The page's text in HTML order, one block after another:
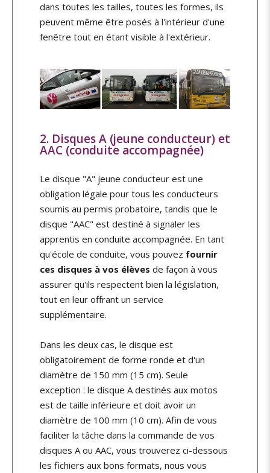
dans toutes les tailles, toutes les formes, ils
peuvent même être posés à l'intérieur d'une
fenêtre tout en étant visible à l'extérieur.
2. Disques A (jeune conducteur) et
AAC (conduite accompagnée)
Le disque "A" jeune conducteur est une
obligation légale pour tous les conducteurs
soumis au permis probatoire, tandis que le
disque "AAC" est destiné à signaler les
apprentis en conduite accompagnée. En tant
qu'école de conduite, vous pouvez fournir
ces disques à vos élèves de façon à vous
assurer qu'ils respectent bien la législation,
tout en leur offrant un service
supplémentaire.
Dans les deux cas, le disque est
obligatoirement de forme ronde et d'un
diamètre de 150 mm (15 cm). Seule
exception : le disque A destinés aux motos
est de taille inférieure et doit avoir un
diamètre de 100 mm (10 cm). Afin de vous
faciliter la tâche dans la commande de vos
disques A ou AAC, vous trouverez ci-dessous
les fichiers aux bons formats, nous vous